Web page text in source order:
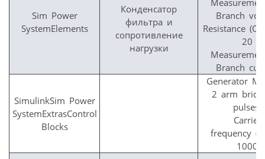
Sim Power
SystemElements
Конденсатор
фильтра и
сопротивление
нагрузки
Branch
Resistance
20
Branch
SimulinkSim Power
SystemExtrasControl
Blocks
Generator
2 arm
pulses)
Carrier
frequency
1000